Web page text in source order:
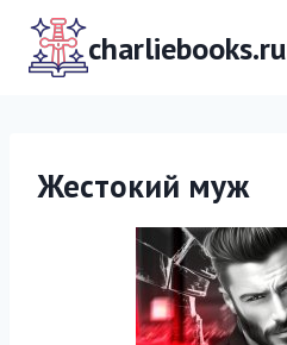
Перейти
содержимомуcharliebooks.ru
Жестокий муж